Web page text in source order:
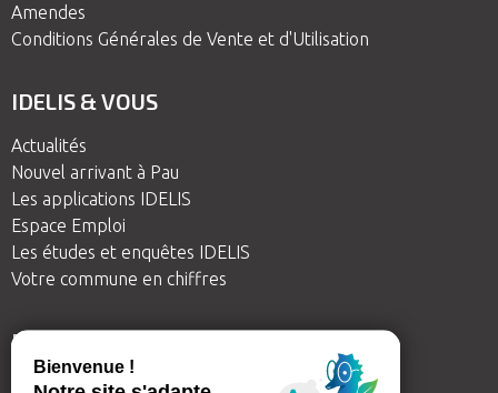
Amendes
Conditions Générales de Vente et d'Utilisation
IDELIS & VOUS
Actualités
Nouvel arrivant à Pau
Les applications IDELIS
Espace Emploi
Les études et enquêtes IDELIS
Votre commune en chiffres
BESOIN D'AIDE
IDELIS me guide